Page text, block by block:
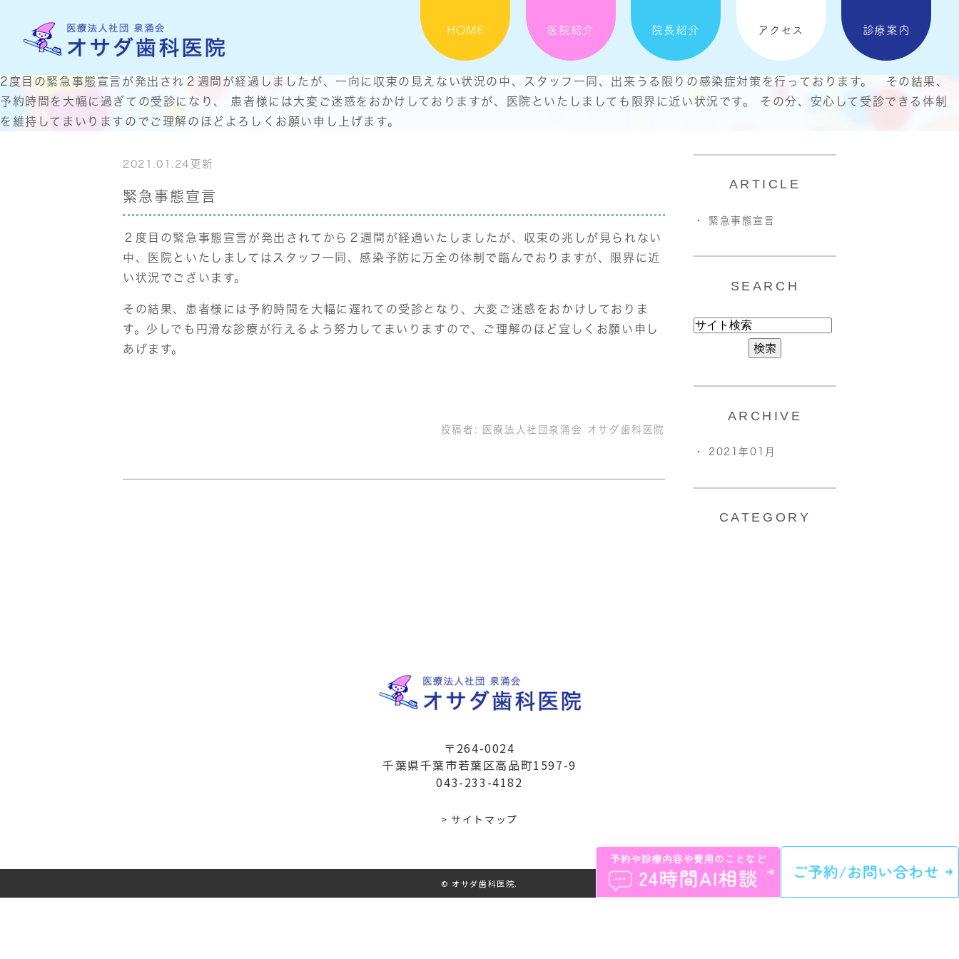
HOME 医院紹介 院長紹介 アクセス 診療案内
2度目の緊急事態宣言が発出され２週間が経過しましたが、一向に収束の見えない状況の中、スタッフ一同、出来うる限りの感染症対策を行っております。 その結果、
予約時間を大幅に過ぎての受診になり、 患者様には大変ご迷惑をおかけしておりますが、医院といたしましても限界に近い状況です。 その分、安心して受診できる体制
を維持してまいりますのでご理解のほどよろしくお願い申し上げます。
2021.01.24更新
緊急事態宣言
２度目の緊急事態宣言が発出されてから２週間が経過いたしましたが、収束の兆しが見られない
中、医院といたしましてはスタッフ一同、感染予防に万全の体制で臨んでおりますが、限界に近
い状況でございます。
その結果、患者様には予約時間を大幅に遅れての受診となり、大変ご迷惑をおかけしておりま
す。少しでも円滑な診療が行えるよう努力してまいりますので、ご理解のほど宜しくお願い申し
あげます。
投稿者: 医療法人社団泉涌会 オサダ歯科医院
ARTICLE
緊急事態宣言
SEARCH
ARCHIVE
2021年01月
CATEGORY
〒264-0024
千葉県千葉市若葉区高品町1597-9
043-233-4182
> サイトマップ
© オサダ歯科医院.